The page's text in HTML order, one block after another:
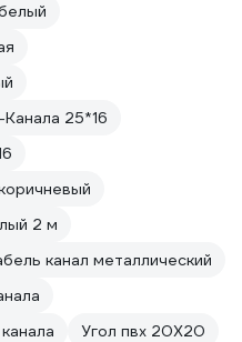
25*16
2 м
канал металлический
Угол пвх 20Х20